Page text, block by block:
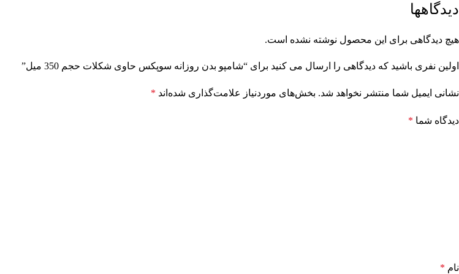
دیدگاهها
هیچ دیدگاهی برای این محصول نوشته نشده است.
اولین نفری باشید که دیدگاهی را ارسال می کنید برای “شامپو بدن روزانه سوپکس حاوی شکلات حجم 350 میل”
نشانی ایمیل شما منتشر نخواهد شد. بخش‌های موردنیاز علامت‌گذاری شده‌اند *
دیدگاه شما *
نام *